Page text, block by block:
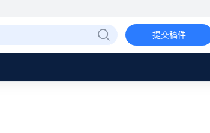
提交稿件